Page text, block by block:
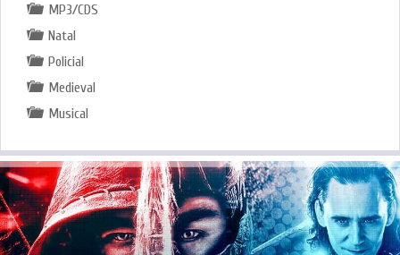
MP3/CDS
Natal
Policial
Medieval
Musical